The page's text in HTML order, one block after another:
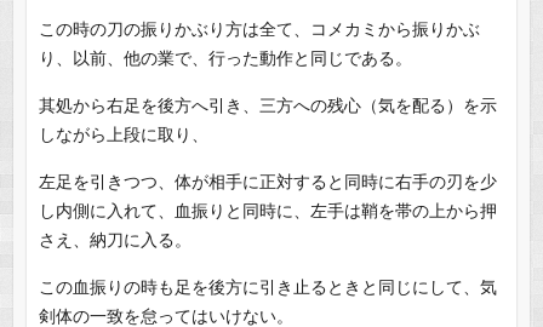
この時の刀の振りかぶり方は全て、コメカミから振りかぶ
り、以前、他の業で、行った動作と同じである。
其処から右足を後方へ引き、三方への残心（気を配る）を示
しながら上段に取り、
左足を引きつつ、体が相手に正対すると同時に右手の刃を少
し内側に入れて、血振りと同時に、左手は鞘を帯の上から押
さえ、納刀に入る。
この血振りの時も足を後方に引き止るときと同じにして、気
剣体の一致を怠ってはいけない。